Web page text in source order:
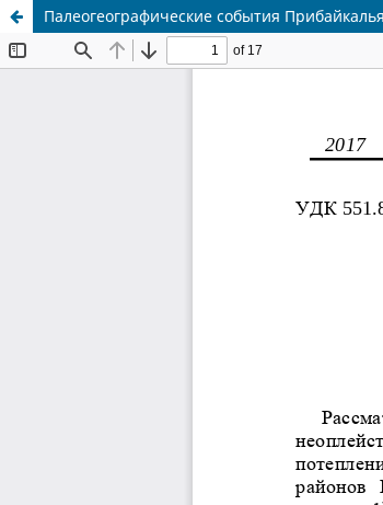
Палеогеографические события